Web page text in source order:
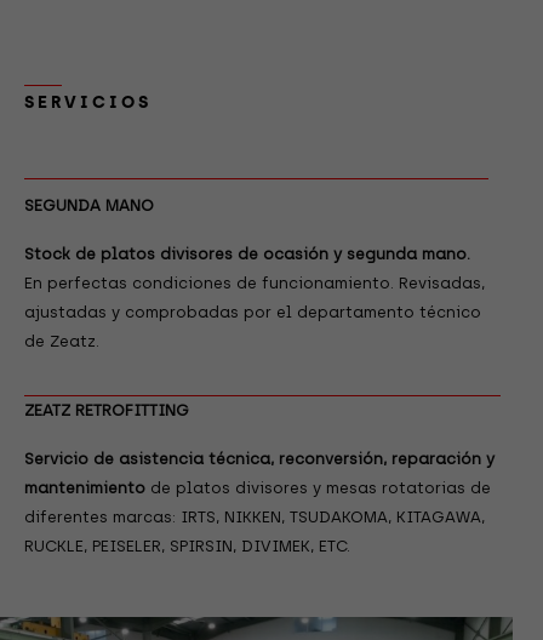
SERVICIOS
SEGUNDA MANO
Stock de platos divisores de ocasión y segunda mano.
En perfectas condiciones de funcionamiento. Revisadas,
ajustadas y comprobadas por el departamento técnico
de Zeatz.
ZEATZ RETROFITTING
Servicio de asistencia técnica, reconversión, reparación y
mantenimiento de platos divisores y mesas rotatorias de
diferentes marcas: IRTS, NIKKEN, TSUDAKOMA, KITAGAWA,
RUCKLE, PEISELER, SPIRSIN, DIVIMEK, ETC.